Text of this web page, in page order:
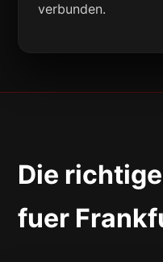
verbunden.
Die
fuer